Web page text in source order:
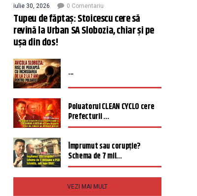
iulie 30, 2026 0 Comentariu
Tupeu de făptaș: Stoicescu cere să
revină la Urban SA Slobozia, chiar și pe
ușa din dos!
...
Poluatorul CLEAN CYCLO cere
Prefecturii ...
Împrumut sau corupție?
Schema de 7 mil...
VEZI MAI MULT